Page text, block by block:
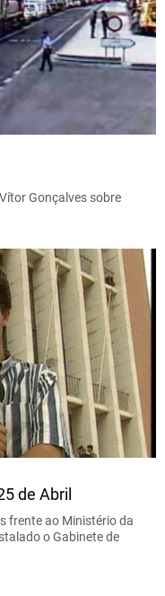
Gonçalves sobre
de Abril
frente ao Ministério da
o Gabinete de